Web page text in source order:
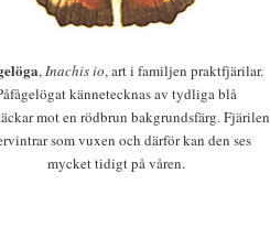
,Inachis io, art i familjen praktfjärilar.
kännetecknas av tydliga blå
mot en rödbrun bakgrundsfärg. Fjärilen
som vuxen och därför kan den ses
mycket tidigt på våren.